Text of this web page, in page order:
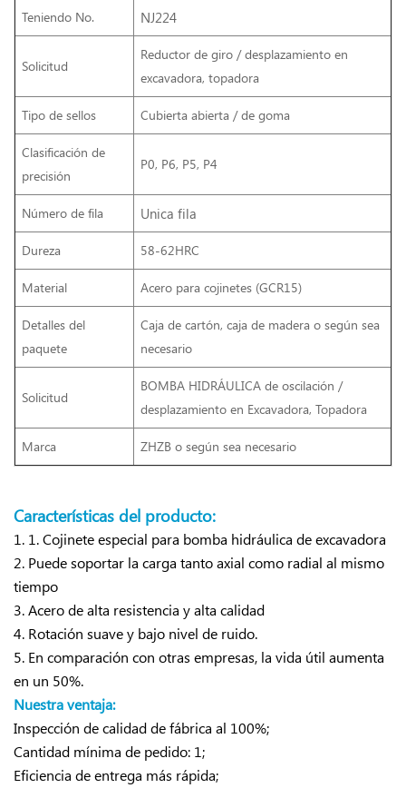
Teniendo No. NJ224
Solicitud
Reductor de giro / desplazamiento en
excavadora, topadora
Tipo de sellos Cubierta abierta / de goma
Clasificación de
precisión
P0, P6, P5, P4
Número de fila Unica fila
Dureza 58-62HRC
Material Acero para cojinetes (GCR15)
Detalles del
paquete
Caja de cartón, caja de madera o según sea
necesario
Solicitud
BOMBA HIDRÁULICA de oscilación /
desplazamiento en Excavadora, Topadora
Marca ZHZB o según sea necesario
Características del producto:
1. 1. Cojinete especial para bomba hidráulica de excavadora
2. Puede soportar la carga tanto axial como radial al mismo
tiempo
3. Acero de alta resistencia y alta calidad
4. Rotación suave y bajo nivel de ruido.
5. En comparación con otras empresas, la vida útil aumenta
en un 50%.
Nuestra ventaja:
Inspección de calidad de fábrica al 100%;
Cantidad mínima de pedido: 1;
Eficiencia de entrega más rápida;